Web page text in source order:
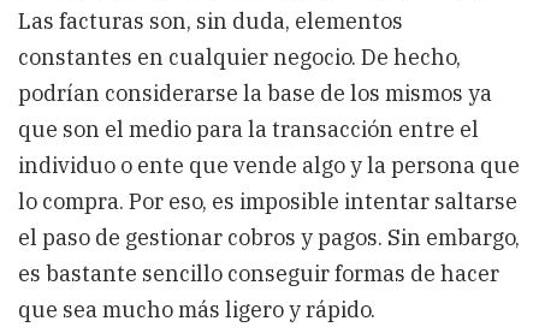
Las facturas son, sin duda, elementos
constantes en cualquier negocio. De hecho,
podrían considerarse la base de los mismos ya
que son el medio para la transacción entre el
individuo o ente que vende algo y la persona que
lo compra. Por eso, es imposible intentar saltarse
el paso de gestionar cobros y pagos. Sin embargo,
es bastante sencillo conseguir formas de hacer
que sea mucho más ligero y rápido.